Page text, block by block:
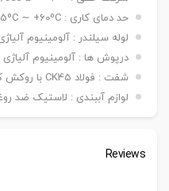
حد دمای کاری : 5ºC ∼ +60ºC-
لوله سیلندر : آلومینیوم
درپوش ها : آلومینیوم آلیاژی
شفت : فولاد CK45 با روکش کرم سخت
لوازم آببندی : لاستیک ضد
Reviews